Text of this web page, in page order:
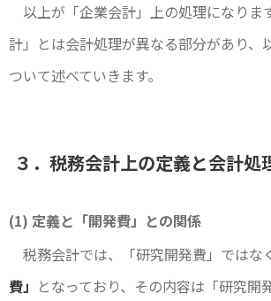
以上が「企業会計」上の処理になりま
計」とは会計処理が異なる部分があり、
ついて述べていきます。
３．税務会計上の定義と会計処
(1) 定義と「開発費」との関係
税務会計では、「研究開発費」ではな
費」 となっており、その内容は「研究開